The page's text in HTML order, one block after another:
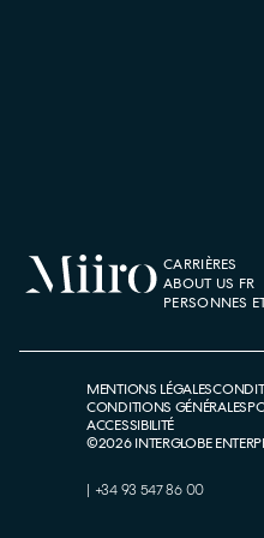
CARRIÈRES
ABOUT US FR
PERSONNES
MENTIONS LÉGALES
CONDITIONS GÉNÉRALES
ACCESSIBILITÉ
©2026INTERGLOBE
| +34 93 547 86 00